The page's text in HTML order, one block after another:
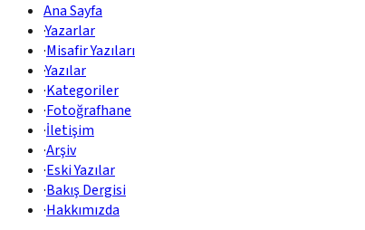
Ana Sayfa
·Yazarlar
·Misafir Yazıları
·Yazılar
·Kategoriler
·Fotoğrafhane
·İletişim
·Arşiv
·Eski Yazılar
·Bakış Dergisi
·Hakkımızda